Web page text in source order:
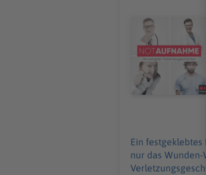
Audiotitel - Au
Ein
nur das